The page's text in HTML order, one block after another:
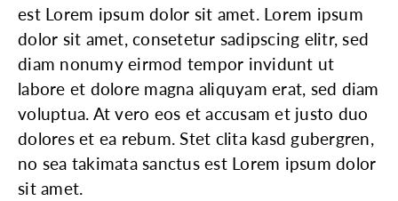
est Lorem ipsum dolor sit amet. Lorem ipsum
dolor sit amet, consetetur sadipscing elitr, sed
diam nonumy eirmod tempor invidunt ut
labore et dolore magna aliquyam erat, sed diam
voluptua. At vero eos et accusam et justo duo
dolores et ea rebum. Stet clita kasd gubergren,
no sea takimata sanctus est Lorem ipsum dolor
sit amet.